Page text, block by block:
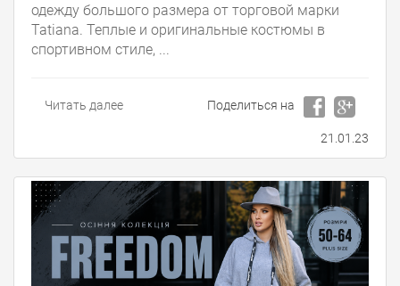
одежду большого размера от торговой марки
Tatiana. Теплые и оригинальные костюмы в
спортивном стиле, ...
Читать далее Поделиться на
21.01.23